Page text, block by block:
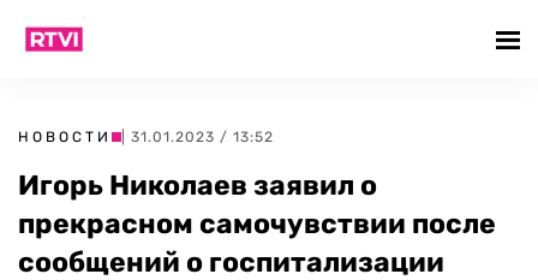
НОВОСТИ | 31.01.2023 / 13:52
Игорь Николаев заявил о
прекрасном самочувствии после
сообщений о госпитализации